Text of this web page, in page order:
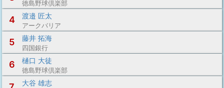
徳島野球倶楽部
4 渡邉 匠太
アークバリア
5 藤井 拓海
四国銀行
6 樋口 大徒
徳島野球倶楽部
大谷 雄志